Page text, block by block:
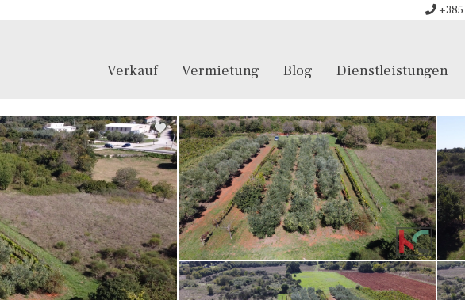
Verkauf Vermietung Blog Dienstleistungen